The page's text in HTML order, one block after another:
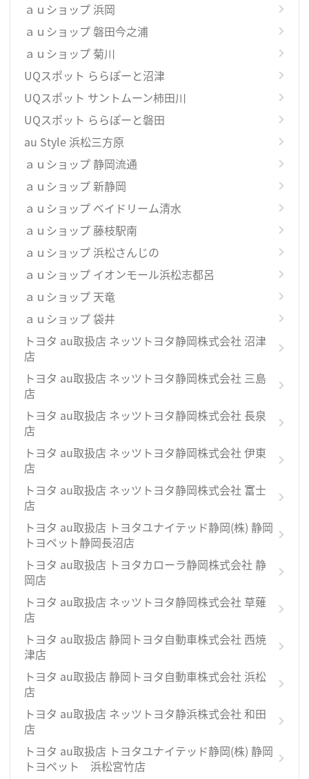
ａｕショップ 浜岡
ａｕショップ 磐田今之浦
ａｕショップ 菊川
UQスポット ららぽーと沼津
UQスポット サントムーン柿田川
UQスポット ららぽーと磐田
au Style 浜松三方原
ａｕショップ 静岡流通
ａｕショップ 新静岡
ａｕショップ ベイドリーム清水
ａｕショップ 藤枝駅南
ａｕショップ 浜松さんじの
ａｕショップ イオンモール浜松志都呂
ａｕショップ 天竜
ａｕショップ 袋井
トヨタ au取扱店 ネッツトヨタ静岡株式会社 沼津
店
トヨタ au取扱店 ネッツトヨタ静岡株式会社 三島
店
トヨタ au取扱店 ネッツトヨタ静岡株式会社 長泉
店
トヨタ au取扱店 ネッツトヨタ静岡株式会社 伊東
店
トヨタ au取扱店 ネッツトヨタ静岡株式会社 富士
店
トヨタ au取扱店 トヨタユナイテッド静岡(株) 静岡
トヨペット静岡長沼店
トヨタ au取扱店 トヨタカローラ静岡株式会社 静
岡店
トヨタ au取扱店 ネッツトヨタ静岡株式会社 草薙
店
トヨタ au取扱店 静岡トヨタ自動車株式会社 西焼
津店
トヨタ au取扱店 静岡トヨタ自動車株式会社 浜松
店
トヨタ au取扱店 ネッツトヨタ静浜株式会社 和田
店
トヨタ au取扱店 トヨタユナイテッド静岡(株) 静岡
トヨペット 浜松宮竹店